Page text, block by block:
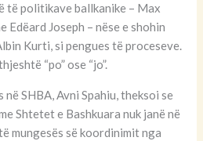
të politikave ballkanike – Max
Edëard Joseph – nëse e shohin
Kurti, si pengues të proceseve.
“po” ose “jo”.
SHBA, Avni Spahiu, theksoi se
Shtetet e Bashkuara nuk janë në
mungesës së koordinimit nga